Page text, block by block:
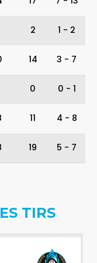
2 1 - 2
14 3 - 7
0 0 - 1
11 4 - 8
19 5 - 7
TIRS